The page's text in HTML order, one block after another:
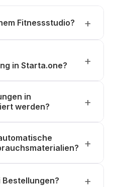
Fitnessstudio?
in Starta.one?
in
werden?
Bestellungen?